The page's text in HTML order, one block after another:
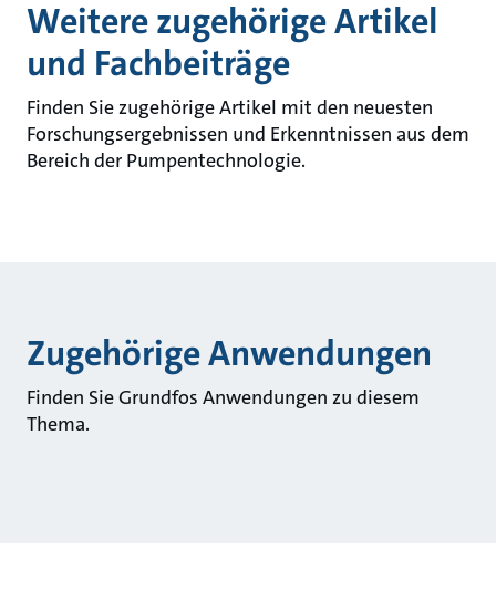
Weitere zugehörige Artikel
und Fachbeiträge
Finden Sie zugehörige Artikel mit den neuesten
Forschungsergebnissen und Erkenntnissen aus dem
Bereich der Pumpentechnologie.
Zugehörige Anwendungen
Finden Sie Grundfos Anwendungen zu diesem
Thema.